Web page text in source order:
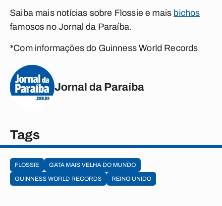
Saiba mais notícias sobre Flossie e mais bichos
famosos no Jornal da Paraíba.
*Com informações do Guinness World Records
Jornal da Paraíba
Tags
FLOSSIE
GATA MAIS VELHA DO MUNDO
GUINNESS WORLD RECORDS
REINO UNIDO